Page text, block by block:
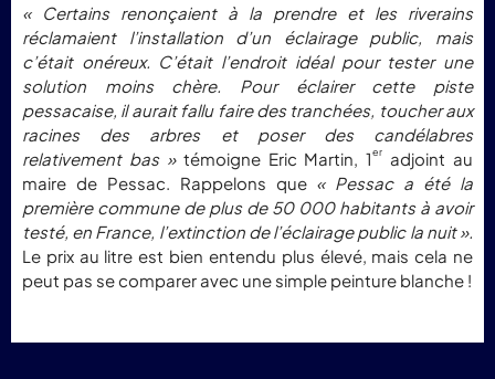
« Certains renonçaient à la prendre et les riverains
réclamaient l’installation d’un éclairage public, mais
c’était onéreux. C’était l’endroit idéal pour tester une
solution moins chère. Pour éclairer cette piste
pessacaise, il aurait fallu faire des tranchées, toucher aux
racines des arbres et poser des candélabres
relativement bas » témoigne Eric Martin, 1er
adjoint au
maire de Pessac. Rappelons que « Pessac a été la
première commune de plus de 50 000 habitants à avoir
testé, en France, l’extinction de l’éclairage public la nuit ».
Le prix au litre est bien entendu plus élevé, mais cela ne
peut pas se comparer avec une simple peinture blanche !